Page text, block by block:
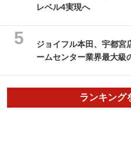
レベル4実現へ
ジョイフル本田、宇都
ームセンター業界最大級
ランキング